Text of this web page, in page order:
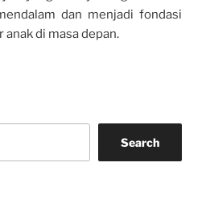
dan menjadi fondasi
anak di masa depan.
Search